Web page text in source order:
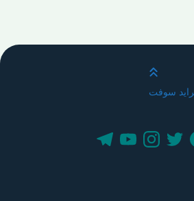
قم بالتمرير لأعلى
سوفت